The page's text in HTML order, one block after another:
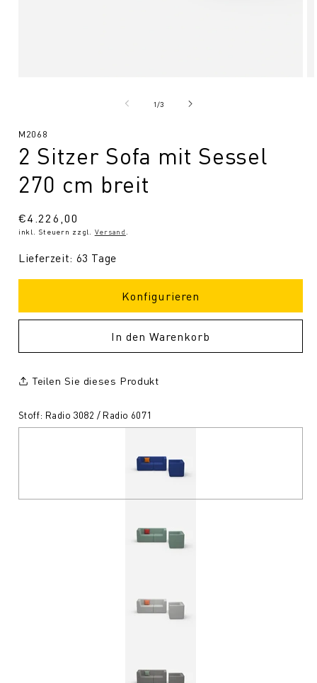
1/von
3
SKU:
M2068
2 Sitzer Sofa mit Sessel
270 cm breit
Normaler
Preis
€4.226,00
inkl. Steuern zzgl. Versand
Lieferzeit: 63 Tage
Konfigurieren
In den Warenkorb
Teilen Sie dieses Produkt
Stoff: Radio 3082 / Radio 6071